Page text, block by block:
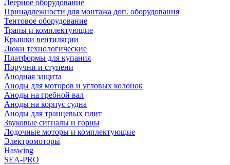
Леерное оборудование
Принадлежности для монтажа доп. оборудования
Тентовое оборудование
Трапы и комплектующие
Крышки вентиляции
Люки технологические
Платформы для купания
Поручни и ступени
Анодная защита
Аноды для моторов и угловых колонок
Аноды на гребной вал
Аноды на корпус судна
Аноды для транцевых плит
Звуковые сигналы и горны
Лодочные моторы и комплектующие
Электромоторы
Haswing
SEA-PRO